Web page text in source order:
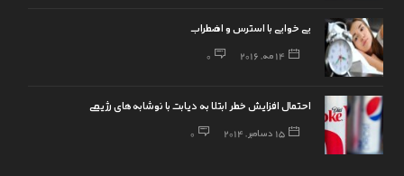
بی خوابی با استرس و اضطراب
14 مه, 2016 0
احتمال افزایش خطر ابتلا به دیابت با نوشابه‌های رژیمی
15 دسامبر, 2014 0